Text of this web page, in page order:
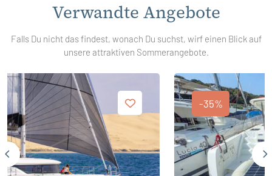
Verwandte Angebote
Falls Du nicht das findest, wonach Du suchst, wirf einen Blick auf
unsere attraktiven Sommerangebote.
-35%